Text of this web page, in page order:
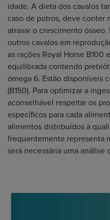
idade. A dieta dos cavalos
caso de potros, deve conter
atrasar o crescimento
outros cavalos em
as rações Royal Horse B100
equilibrada contendo
ómega 6. Estão disponíveis
(B150). Para optimizar a
aconselhável respeitar os
específicos para cada
alimentos distribuídos à
frequentemente representa
será necessária uma análise